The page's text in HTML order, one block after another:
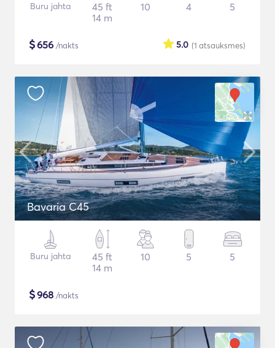
Buru jahta
45 ft
14 m
10 4 5
$656 /nakts (1 atsauksmes)
5.0
Bavaria C45
Buru jahta
45 ft
14 m
10 5 5
$968 /nakts